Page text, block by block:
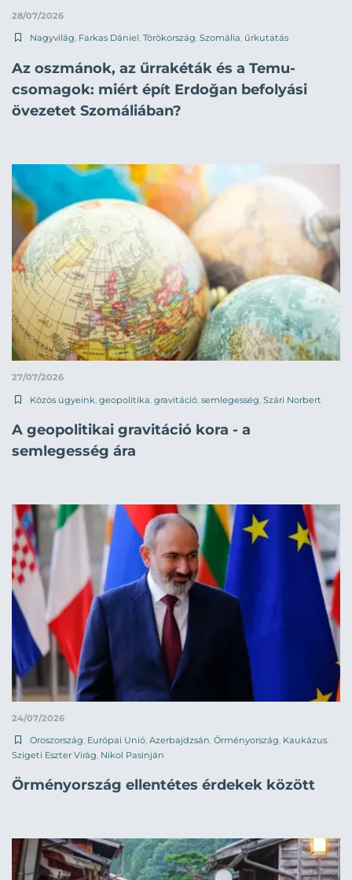
28/07/2026
Nagyvilág, Farkas Dániel, Törökország, Szomália, űrkutatás
Az oszmánok, az űrrakéták és a Temu-
csomagok: miért épít Erdoğan befolyási
övezetet Szomáliában?
27/07/2026
Közös ügyeink geopolitika gravitáció semlegesség Szári Norbert
A geopolitikai gravitáció kora - a
semlegesség ára
24/07/2026
Oroszország Európai Unió Azerbajdzsán Örményország Kaukázus
Szigeti Eszter Virág Nikol Pasinján
Örményország ellentétes érdekek között